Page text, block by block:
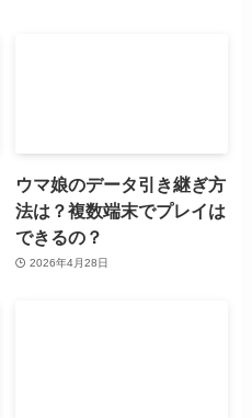
ウマ娘のデータ引き継ぎ方
法は？複数端末でプレイは
できるの？
2026年4月28日